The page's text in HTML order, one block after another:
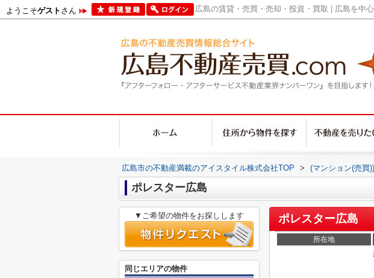
ようこそゲストさん 広島の賃貸・売買・売却・投資・買取 | 広島を中
広島市の不動産満載のアイスタイル株式会社TOP > (マンション(売買
ポレスター広島
ポレスター広島
所在地
▼ご希望の物件をお探しします
同じエリアの物件